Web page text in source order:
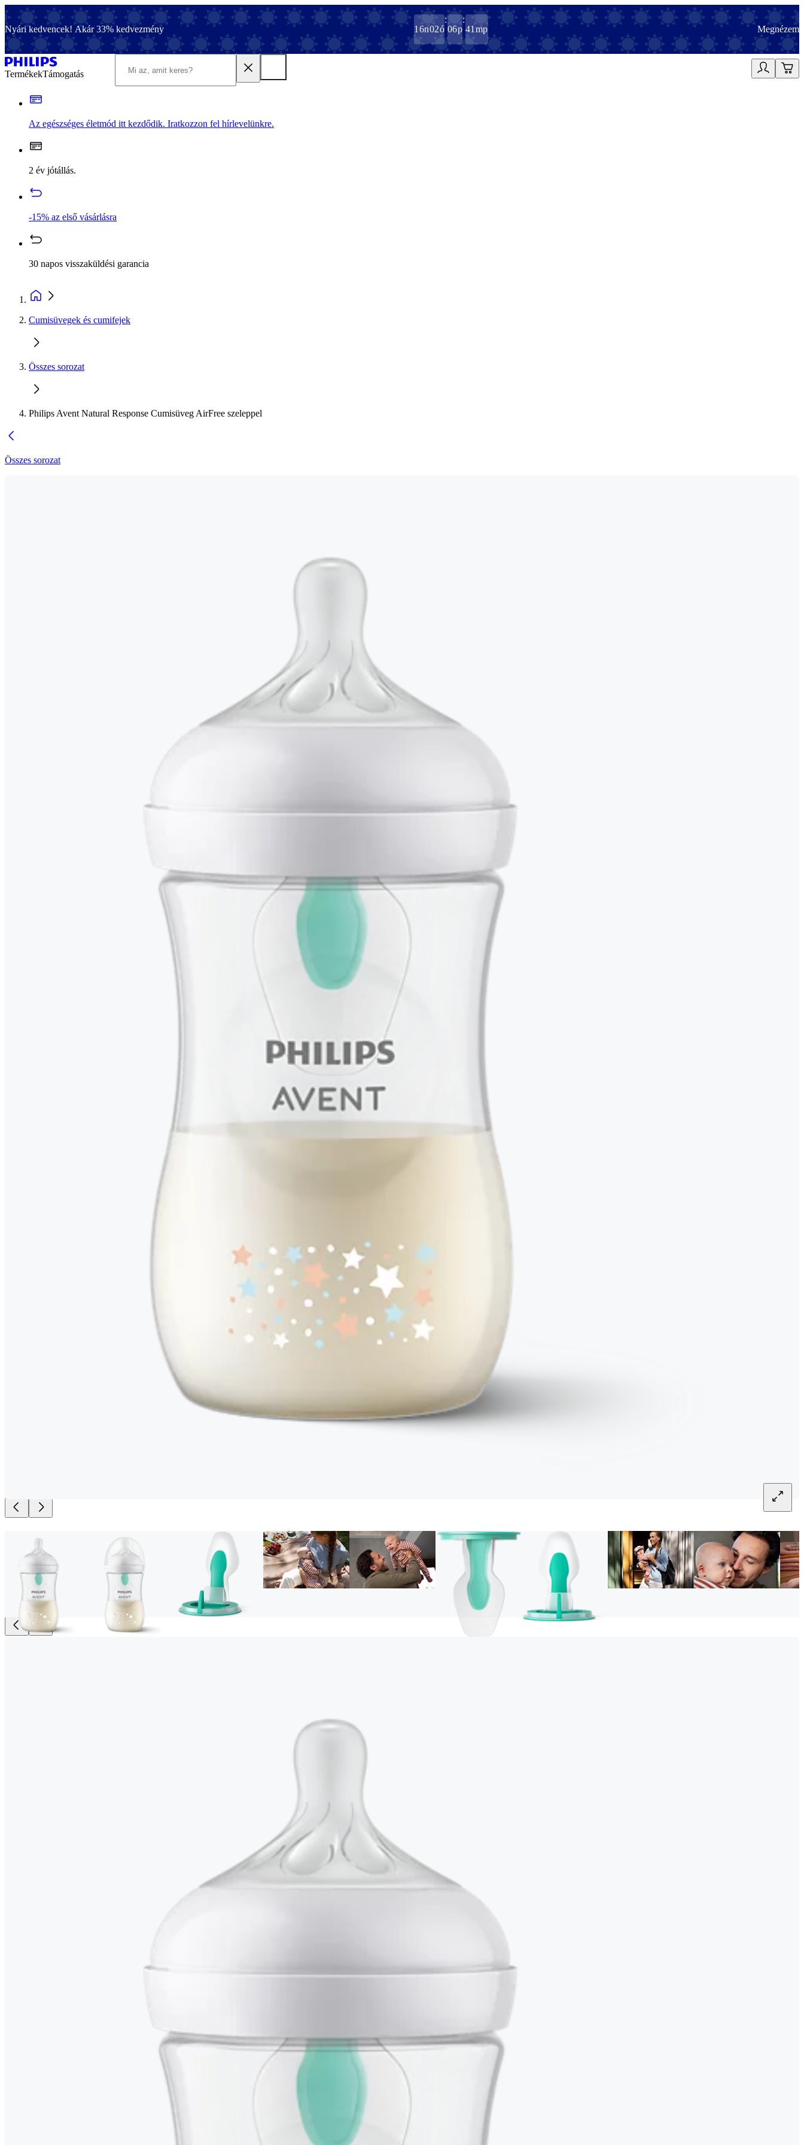
Nyári kedvencek! Akár 33% kedvezmény 16n02ó
:
06p
:
41 mp Megnézem
TermékekTámogatás
Az egészséges életmód itt kezdődik. Iratkozzon fel hírlevelünkre.
2 év jótállás.
-15% az első vásárlásra
30 napos visszaküldési garancia
Cumisüvegek és cumifejek
Összes sorozat
Philips Avent Natural Response Cumisüveg AirFree szeleppel
Összes sorozat